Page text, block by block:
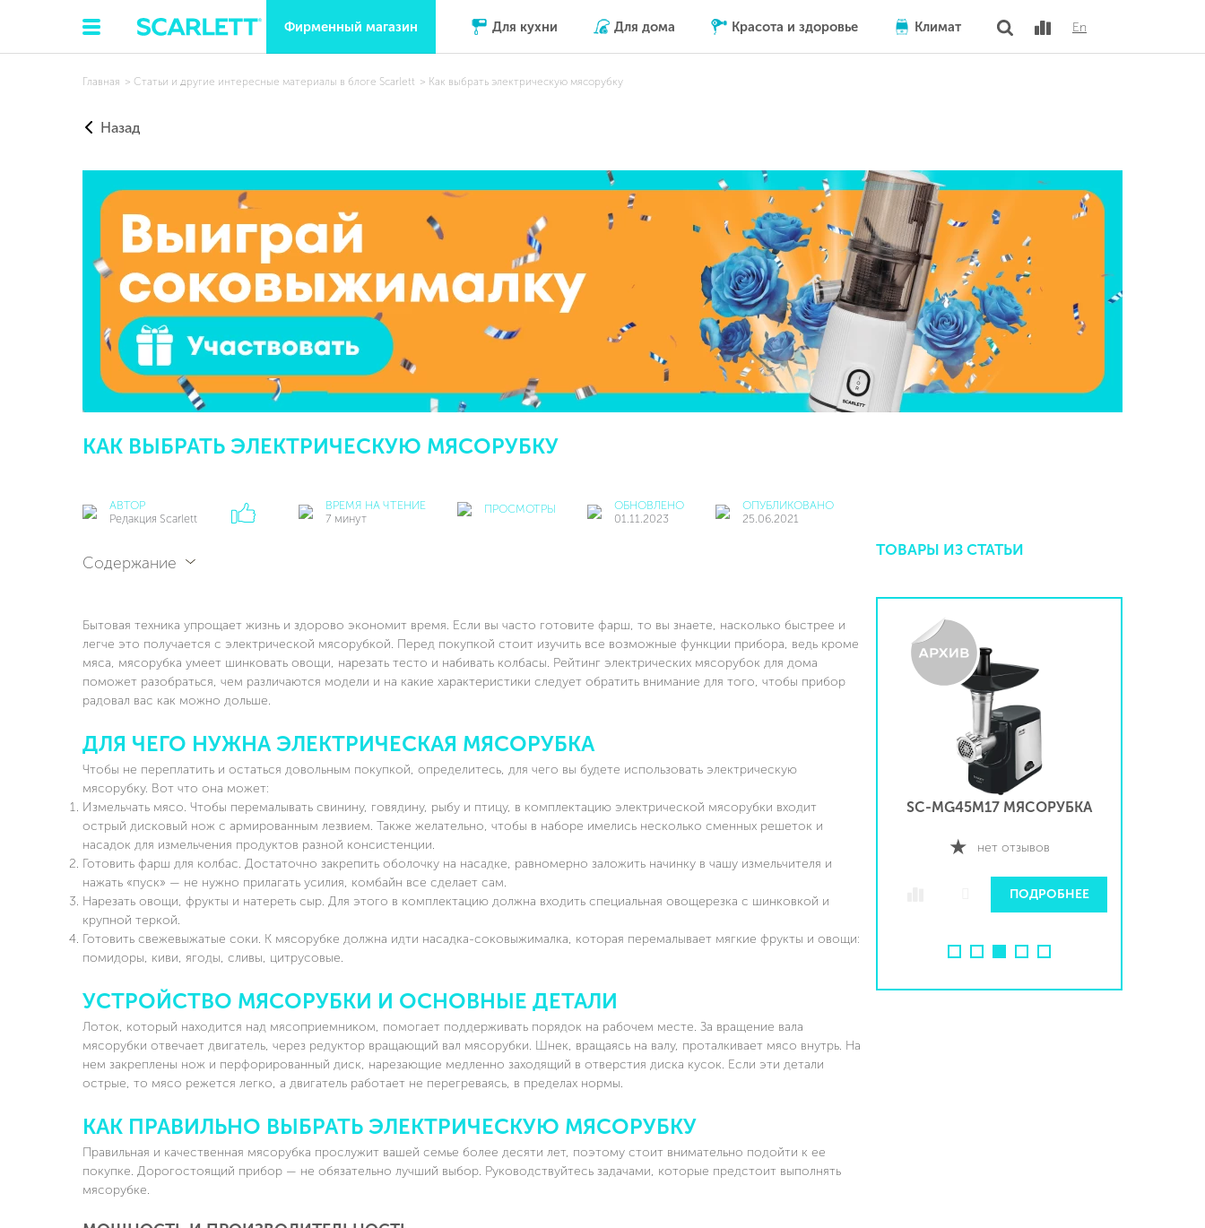
Фирменный магазин Для кухни Для дома Красота и здоровье Климат En
Главная Статьи и другие интересные материалы в блоге Scarlett Как выбрать электрическую мясорубку
Назад
КАК ВЫБРАТЬ ЭЛЕКТРИЧЕСКУЮ МЯСОРУБКУ
АВТОР
Редакция Scarlett
ВРЕМЯ НА ЧТЕНИЕ
7 минут
ПРОСМОТРЫ
ОБНОВЛЕНО
01.11.2023
ОПУБЛИКОВАНО
25.06.2021
Содержание
Бытовая техника упрощает жизнь и здорово экономит время. Если вы часто готовите фарш, то вы знаете, насколько быстрее и
легче это получается с электрической мясорубкой. Перед покупкой стоит изучить все возможные функции прибора, ведь кроме
мяса, мясорубка умеет шинковать овощи, нарезать тесто и набивать колбасы. Рейтинг электрических мясорубок для дома
поможет разобраться, чем различаются модели и на какие характеристики следует обратить внимание для того, чтобы прибор
радовал вас как можно дольше.
ДЛЯ ЧЕГО НУЖНА ЭЛЕКТРИЧЕСКАЯ МЯСОРУБКА
Чтобы не переплатить и остаться довольным покупкой, определитесь, для чего вы будете использовать электрическую
мясорубку. Вот что она может:
Измельчать мясо. Чтобы перемалывать свинину, говядину, рыбу и птицу, в комплектацию электрической мясорубки входит
острый дисковый нож с армированным лезвием. Также желательно, чтобы в наборе имелись несколько сменных решеток и
насадок для измельчения продуктов разной консистенции.
Готовить фарш для колбас. Достаточно закрепить оболочку на насадке, равномерно заложить начинку в чашу измельчителя и
нажать «пуск» — не нужно прилагать усилия, комбайн все сделает сам.
Нарезать овощи, фрукты и натереть сыр. Для этого в комплектацию должна входить специальная овощерезка с шинковкой и
крупной теркой.
Готовить свежевыжатые соки. К мясорубке должна идти насадка-соковыжималка, которая перемалывает мягкие фрукты и овощи:
помидоры, киви, ягоды, сливы, цитрусовые.
УСТРОЙСТВО МЯСОРУБКИ И ОСНОВНЫЕ ДЕТАЛИ
Лоток, который находится над мясоприемником, помогает поддерживать порядок на рабочем месте. За вращение вала
мясорубки отвечает двигатель, через редуктор вращающий вал мясорубки. Шнек, вращаясь на валу, проталкивает мясо внутрь. На
нем закреплены нож и перфорированный диск, нарезающие медленно заходящий в отверстия диска кусок. Если эти детали
острые, то мясо режется легко, а двигатель работает не перегреваясь, в пределах нормы.
КАК ПРАВИЛЬНО ВЫБРАТЬ ЭЛЕКТРИЧЕСКУЮ МЯСОРУБКУ
Правильная и качественная мясорубка прослужит вашей семье более десяти лет, поэтому стоит внимательно подойти к ее
покупке. Дорогостоящий прибор — не обязательно лучший выбор. Руководствуйтесь задачами, которые предстоит выполнять
мясорубке.
ТОВАРЫ ИЗ СТАТЬИ
SC-MG45S49 МЯСОРУБКА
нет отзывов
ПОДРОБНЕЕ
SC-MG45M14 МЯСОРУБКА SC-MG45M19 МЯСОРУБКА SC-MG45M17 МЯСОРУБКА
нет отзывов
ПОДРОБНЕЕ